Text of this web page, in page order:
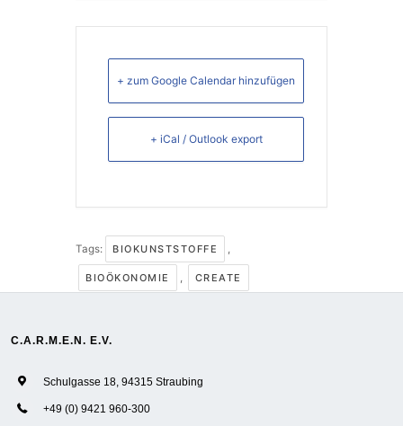
+ zum Google Calendar hinzufügen
+ iCal / Outlook export
Tags: BIOKUNSTSTOFFE ,
BIOÖKONOMIE , CREATE
C.A.R.M.E.N. E.V.
Schulgasse 18, 94315 Straubing
+49 (0) 9421 960-300